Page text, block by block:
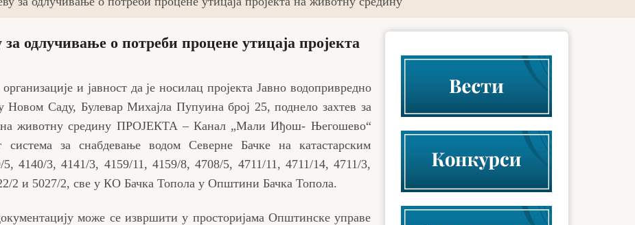
одлучивање о потреби процене утицаја пројекта
и јавност да је носилац пројекта Јавно водопривредно
Новом Саду, Булевар Михајла Пупуина број 25, поднело захтев за
на животну средину ПРОЈЕКТА – Канал „Мали Иђош- Његошево“
за снабдевање водом Северне Бачке на катастарским
4140/3, 4141/3, 4159/11, 4159/8, 4708/5, 4711/11, 4711/14, 4711/3,
2 и 5027/2, све у КО Бачка Топола у Општини Бачка Топола.
може се извршити у просторијама Општинске управе